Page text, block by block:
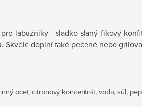
labužníky - sladko-slaný fíkový
Skvěle doplní také pečené nebo
ocet, citronový koncentrát, voda, sůl,